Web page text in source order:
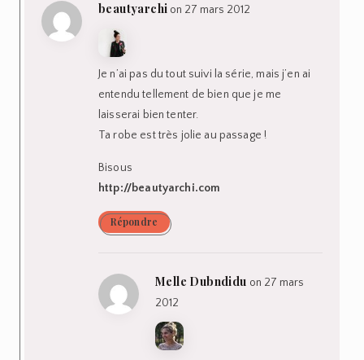
beautyarchi on 27 mars 2012
Je n’ai pas du tout suivi la série, mais j’en ai
entendu tellement de bien que je me
laisserai bien tenter.
Ta robe est très jolie au passage !
Bisous
http://beautyarchi.com
Répondre
Melle Dubndidu on 27 mars
2012